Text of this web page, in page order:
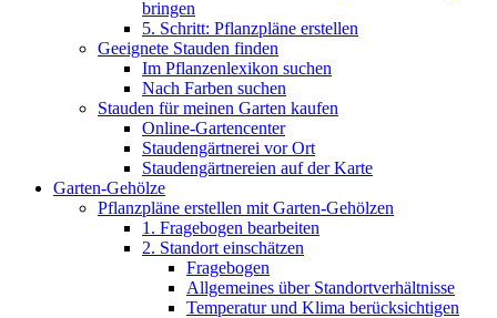
bringen
5. Schritt: Pflanzpläne erstellen
Geeignete Stauden finden
Im Pflanzenlexikon suchen
Nach Farben suchen
Stauden für meinen Garten kaufen
Online-Gartencenter
Staudengärtnerei vor Ort
Staudengärtnereien auf der Karte
Garten-Gehölze
Pflanzpläne erstellen mit Garten-Gehölzen
1. Fragebogen bearbeiten
2. Standort einschätzen
Fragebogen
Allgemeines über Standortverhältnisse
Temperatur und Klima berücksichtigen